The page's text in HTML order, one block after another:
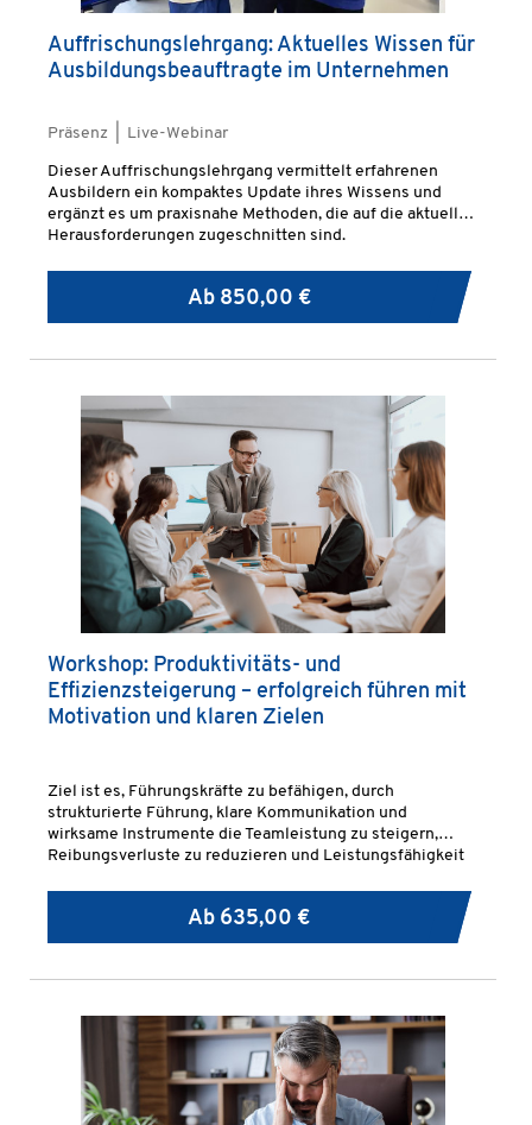
Auffrischungslehrgang: Aktuelles Wissen für
Ausbildungsbeauftragte im Unternehmen
Präsenz | Live-Webinar
Dieser Auffrischungslehrgang vermittelt erfahrenen
Ausbildern ein kompaktes Update ihres Wissens und
ergänzt es um praxisnahe Methoden, die auf die aktuellen
Herausforderungen zugeschnitten sind.
Ab 850,00 €
Workshop: Produktivitäts- und
Effizienzsteigerung – erfolgreich führen mit
Motivation und klaren Zielen
Ziel ist es, Führungskräfte zu befähigen, durch
strukturierte Führung, klare Kommunikation und
wirksame Instrumente die Teamleistung zu steigern,
Reibungsverluste zu reduzieren und Leistungsfähigkeit
Ab 635,00 €